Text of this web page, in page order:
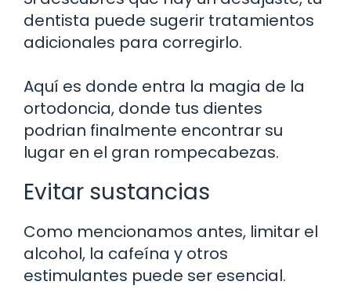
dentista puede sugerir tratamientos
adicionales para corregirlo.
Aquí es donde entra la magia de la
ortodoncia, donde tus dientes
podrian finalmente encontrar su
lugar en el gran rompecabezas.
Evitar sustancias
Como mencionamos antes, limitar el
alcohol, la cafeína y otros
estimulantes puede ser esencial.